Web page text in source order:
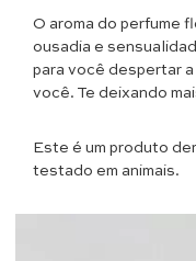
O aroma do perfume
ousadia e
para você despertar
você. Te deixando
Este é um produto
testado em animais.